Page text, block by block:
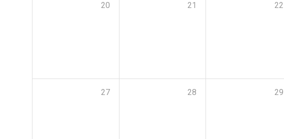
20 21 22
27 28 29